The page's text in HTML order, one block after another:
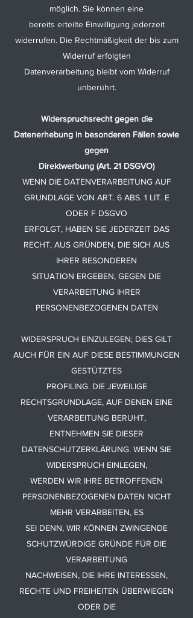
möglich. Sie können eine
bereits erteilte Einwilligung jederzeit
widerrufen. Die Rechtmäßigkeit der bis zum
Widerruf erfolgten
Datenverarbeitung bleibt vom Widerruf
unberührt.
Widerspruchsrecht gegen die
Datenerhebung in besonderen Fällen sowie
gegen
Direktwerbung (Art. 21 DSGVO)
WENN DIE DATENVERARBEITUNG AUF
GRUNDLAGE VON ART. 6 ABS. 1 LIT. E
ODER F DSGVO
ERFOLGT, HABEN SIE JEDERZEIT DAS
RECHT, AUS GRÜNDEN, DIE SICH AUS
IHRER BESONDEREN
SITUATION ERGEBEN, GEGEN DIE
VERARBEITUNG IHRER
PERSONENBEZOGENEN DATEN
WIDERSPRUCH EINZULEGEN; DIES GILT
AUCH FÜR EIN AUF DIESE BESTIMMUNGEN
GESTÜTZTES
PROFILING. DIE JEWEILIGE
RECHTSGRUNDLAGE, AUF DENEN EINE
VERARBEITUNG BERUHT,
ENTNEHMEN SIE DIESER
DATENSCHUTZERKLÄRUNG. WENN SIE
WIDERSPRUCH EINLEGEN,
WERDEN WIR IHRE BETROFFENEN
PERSONENBEZOGENEN DATEN NICHT
MEHR VERARBEITEN, ES
SEI DENN, WIR KÖNNEN ZWINGENDE
SCHUTZWÜRDIGE GRÜNDE FÜR DIE
VERARBEITUNG
NACHWEISEN, DIE IHRE INTERESSEN,
RECHTE UND FREIHEITEN ÜBERWIEGEN
ODER DIE